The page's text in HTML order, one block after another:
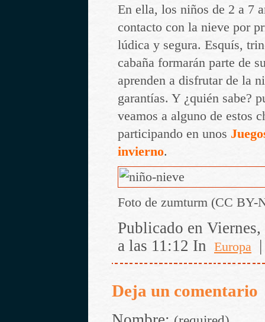
En ella, los niños de 2 a 7
contacto con la nieve por
lúdica y segura. Esquís,
cabaña formarán parte de
aprenden a disfrutar de la
garantías. Y ¿quién sabe?
veamos a alguno de estos
participando en unos
invierno.
Foto de zumturm (CC BY-
Publicado en
a las 11:12 In
Europa
Deja un comentario